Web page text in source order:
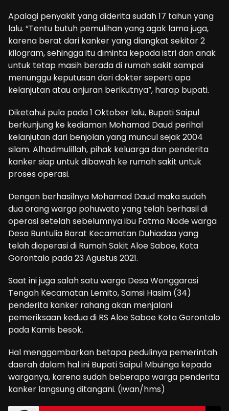
Apalagi penyakit yang diderita sudah 17 tahun yang
lalu. “Tentu butuh pemulihan yang agak lama juga,
karena berat dari kanker yang diangkat sekitar 2
kilogram, sehingga itu diminta kepada istri dan anak
untuk tetap masih berada di rumah sakit sampai
menunggu keputusan dari dokter seperti apa
kelanjutan atau anjuran berikutnya”, harap bupati.
Diketahui pula pada 1 Oktober lalu, Bupati Saipul
berkunjung ke kediaman Mohamad Daud perihal
kelanjutan dari benjolan yang muncul sejak 2004
silam. Alhadmulillah, pihak keluarga dan penderita
kanker siap untuk dibawah ke rumah sakit untuk
proses operasi.
Dengan berhasilnya Mohamad Daud maka sudah
dua orang warga pohuwato yang telah berhasil di
operasi setelah sebelumnya ibu Fatma Niode warga
Desa Buntulia Barat Kecamatan Duhiadaa yang
telah dioperasi di Rumah Sakit Aloe Saboe, Kota
Gorontalo pada 23 Agustus 2021.
Saat ini juga salah satu warga Desa Wonggarasi
Tengah Kecamatan Lemito, Samsi Hasim (34)
penderita kanker rahang akan menjalani
pemeriksaan kedua di RS Aloe Saboe Kota Gorontalo
pada Kamis besok.
Hal menggambarkan betapa pedulinya pemerintah
daerah dalam hal ini Bupati Saipul Mbuinga kepada
warganya, karena sudah beberapa warga penderita
kanker langsung ditangani. (iwan/hms)